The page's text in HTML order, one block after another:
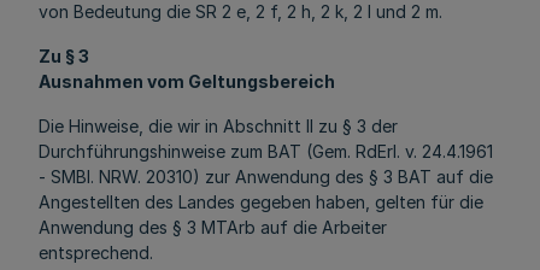
von Bedeutung die SR 2 e, 2 f, 2 h, 2 k, 2 l und 2 m.
Zu § 3
Ausnahmen vom Geltungsbereich
Die Hinweise, die wir in Abschnitt II zu § 3 der
Durchführungshinweise zum BAT (Gem. RdErl. v. 24.4.1961
- SMBl. NRW. 20310) zur Anwendung des § 3 BAT auf die
Angestellten des Landes gegeben haben, gelten für die
Anwendung des § 3 MTArb auf die Arbeiter
entsprechend.